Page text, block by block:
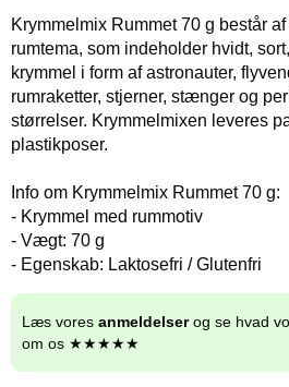
Krymmelmix Rummet 70 g består
rumtema, som indeholder hvidt,
krymmel i form af astronauter,
rumraketter, stjerner, stænger og
størrelser. Krymmelmixen leveres
plastikposer.
Info om Krymmelmix Rummet 70 g:
- Krymmel med rummotiv
- Vægt: 70 g
- Egenskab: Laktosefri / Glutenfri
Læs vores anmeldelserog se hvad
om os ★★★★★